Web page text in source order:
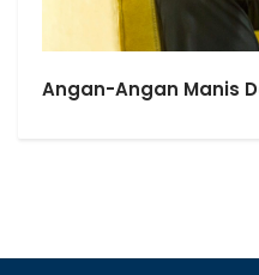
Angan-Angan Manis